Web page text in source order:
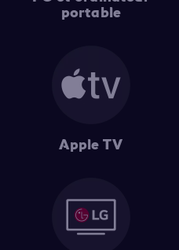
portable
Apple TV